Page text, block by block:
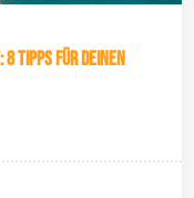
Tipps für deinen